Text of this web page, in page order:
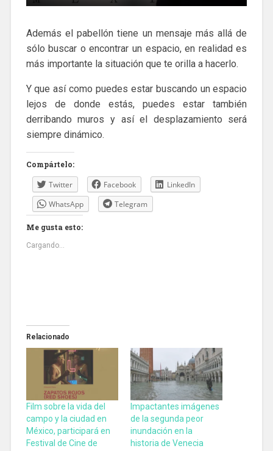
Además el pabellón tiene un mensaje más allá de
sólo buscar o encontrar un espacio, en realidad es
más importante la situación que te orilla a hacerlo.
Y que así como puedes estar buscando un espacio
lejos de donde estás, puedes estar también
derribando muros y así el desplazamiento será
siempre dinámico.
Compártelo:
Twitter Facebook
LinkedIn
WhatsApp
Telegram
Me gusta esto:
Cargando...
Relacionado
Film sobre la vida del
campo y la ciudad en
México, participará en
Festival de Cine de
Impactantes imágenes
de la segunda peor
inundación en la
historia de Venecia